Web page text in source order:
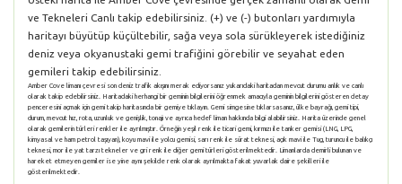
ve Tekneleri Canlı takip edebilirsiniz. (+) ve (-) butonları yardımıyla
haritayı büyütüp küçültebilir, sağa veya sola sürükleyerek istediğiniz
deniz veya okyanustaki gemi trafiğini görebilir ve seyahat eden
gemileri takip edebilirsiniz.
Amber Cove limanı çevresi son deniz trafik akışını merak ediyorsanız yukarıdaki haritadan mevcut durumu anlık ve canlı
olarak takip edebilirsiniz. Haritadaki herhangi bir geminin bilgilerini öğrenmek amacıyla geminin bilgilerini gösteren detay
penceresini açmak için gemi takip haritasında bir gemiye tıklayın. Gemi simgesine tıklarsasanız, ülke bayrağı, gemi tipi,
durum, mevcut hız, rota, uzunluk ve genişlik, tonajı ve ayrıca hedef liman hakkında bilgi alabilirsiniz. Harita üzerinde genel
olarak gemilerin türleri renkler ile ayrılmıştır. Örneğin yeşil renk ile ticari gemi, kırmızı ile tanker gemisi (LNG, LPG,
kimyasal ve ham petrol taşıyan), koyu mavi ile yolcu gemisi, sarı renk ile sürat teknesi, açık mavi ile Tug, turuncu ile balıkçı
teknesi, mor ile yat tarzı tekneler ve gri renk ile diğer gemi türleri gösterilmektedir. Limanlarda demirli bulunan ve
hareket etmeyen gemiler ise yine aynı şekilde renk olarak ayrılmakta fakat yuvarlak daire şekilleri ile
gösterilmektedir.